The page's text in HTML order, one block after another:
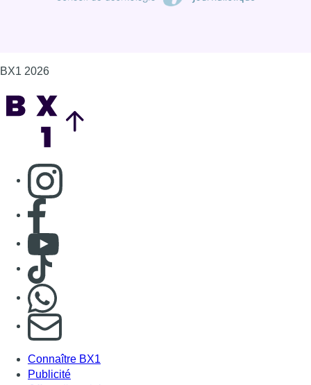
BX1 2026
Consulter page Instagram
Consulter page Facebook
Consulter Youtube
Consulter TikTok
S'abonner à notre newsletter
Connaître BX1
Publicité